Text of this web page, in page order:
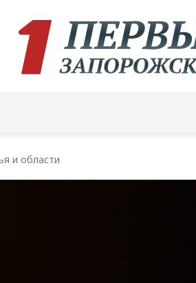
и области